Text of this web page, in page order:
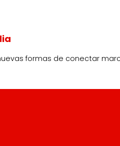
formas de conectar